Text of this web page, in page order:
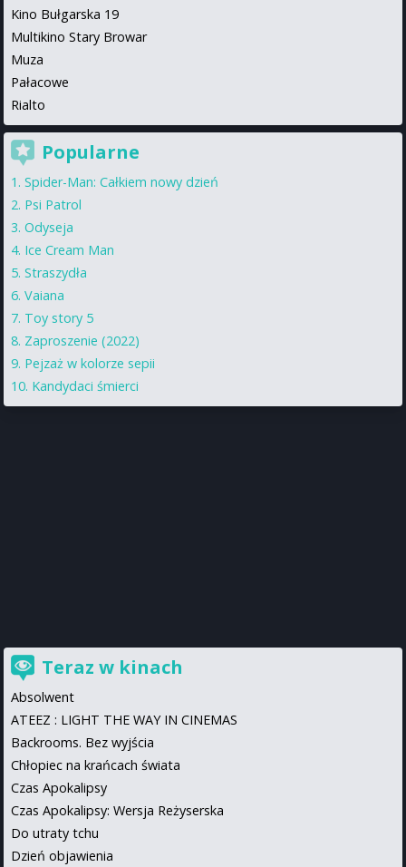
Kino Bułgarska 19
Multikino Stary Browar
Muza
Pałacowe
Rialto
Popularne
Spider-Man: Całkiem nowy dzień
Psi Patrol
Odyseja
Ice Cream Man
Straszydła
Vaiana
Toy story 5
Zaproszenie (2022)
Pejzaż w kolorze sepii
Kandydaci śmierci
Teraz w kinach
Absolwent
ATEEZ : LIGHT THE WAY IN CINEMAS
Backrooms. Bez wyjścia
Chłopiec na krańcach świata
Czas Apokalipsy
Czas Apokalipsy: Wersja Reżyserska
Do utraty tchu
Dzień objawienia